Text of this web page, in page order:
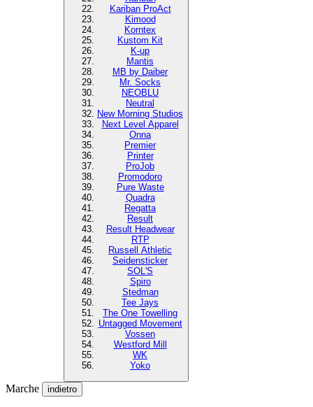
Kariban ProAct
Kimood
Korntex
Kustom Kit
K-up
Mantis
MB by Daiber
Mr. Socks
NEOBLU
Neutral
New Morning Studios
Next Level Apparel
Onna
Premier
Printer
ProJob
Promodoro
Pure Waste
Quadra
Regatta
Result
Result Headwear
RTP
Russell Athletic
Seidensticker
SOL'S
Spiro
Stedman
Tee Jays
The One Towelling
Untagged Movement
Vossen
Westford Mill
WK
Yoko
Marche indietro